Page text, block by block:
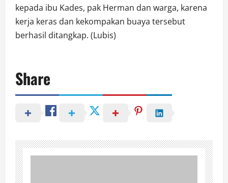
kepada ibu Kades, pak Herman dan warga, karena
kerja keras dan kekompakan buaya tersebut
berhasil ditangkap. (Lubis)
Share